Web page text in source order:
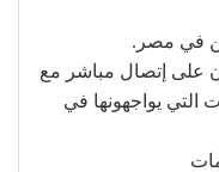
في مصر.
على إتصال مباشر مع
التي يواجهونها في